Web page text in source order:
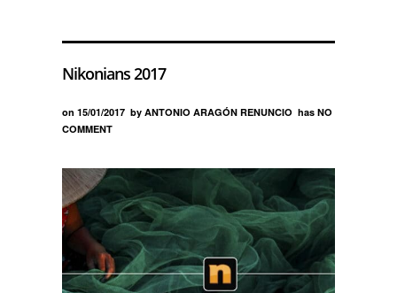
Nikonians 2017
on 15/01/2017 by ANTONIO ARAGÓN RENUNCIO has NO
COMMENT